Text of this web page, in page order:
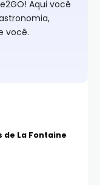
Aqui você
você.
de La Fontaine